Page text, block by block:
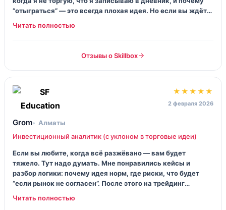
“отыграться” — это всегда плохая идея. Но если вы ждёте
один секретный индикатор… тут такого нет, сорри.
Отзывы о Skillbox
★★★★★
2 февраля 2026
Grom
Алматы
Инвестиционный аналитик (с уклоном в торговые идеи)
Если вы любите, когда всё разжёвано — вам будет
тяжело. Тут надо думать. Мне понравились кейсы и
разбор логики: почему идея норм, где риски, что будет
“если рынок не согласен”. После этого на трейдинг
смотришь иначе: меньше дергаешься, больше